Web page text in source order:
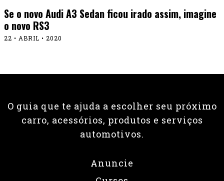
Se o novo Audi A3 Sedan ficou irado assim, imagine
o novo RS3
22 • ABRIL • 2020
O guia que te ajuda a escolher seu próximo
carro, acessórios, produtos e serviços
automotivos.
Anuncie